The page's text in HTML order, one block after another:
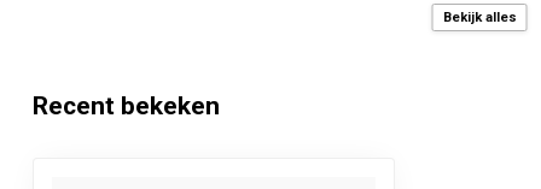
320 gram/m²
Kapperschemie bestendig
Bekijk alles
Recent bekeken